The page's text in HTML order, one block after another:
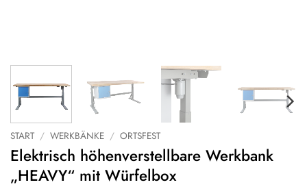
START / WERKBÄNKE / ORTSFEST
Elektrisch höhenverstellbare Werkbank
„HEAVY“ mit Würfelbox